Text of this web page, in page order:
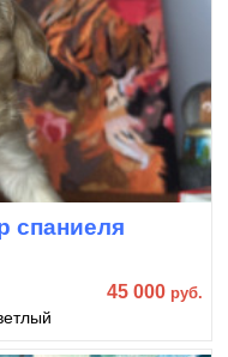
спаниеля
45 000 руб.